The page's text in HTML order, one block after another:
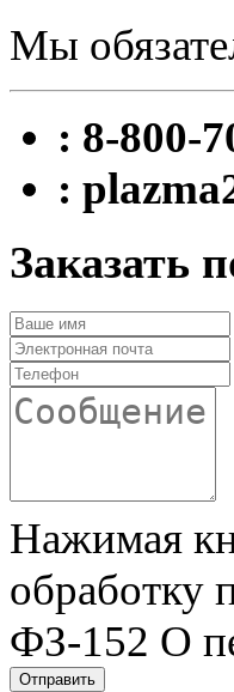
Мы
: 8-800-
:
Заказать
Нажимая
обработку
ФЗ-152 О
Отправить